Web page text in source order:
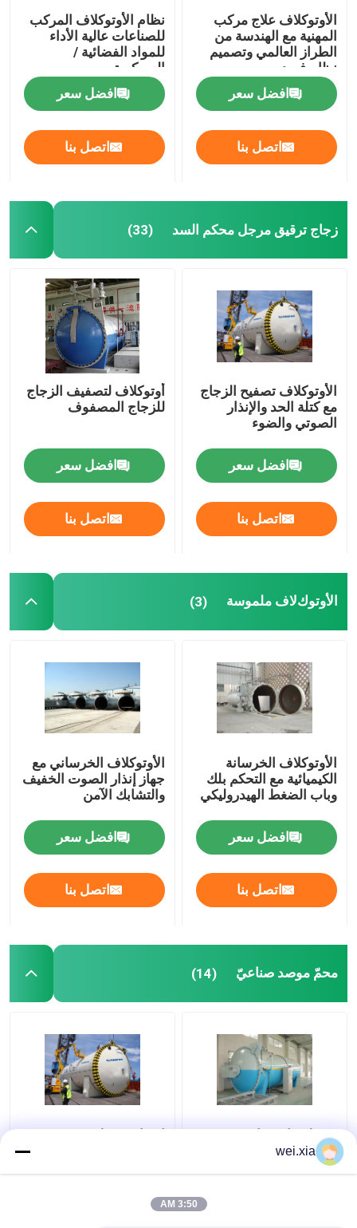
الأوتوكلاف علاج مركب
المهنية مع الهندسة من
الطراز العالمي وتصميم
نظام فريد
افضل سعر
اتصل بنا
نظام الأوتوكلاف المركب
للصناعات عالية الأداء
للمواد الفضائية /
العسكرية
افضل سعر
اتصل بنا
زجاج ترقيق مرجل محكم السد (33)
الأوتوكلاف تصفيح الزجاج
مع كتلة الحد والإنذار
الصوتي والضوء
افضل سعر
اتصل بنا
أوتوكلاف لتصفيف الزجاج
للزجاج المصفوف
افضل سعر
اتصل بنا
اﻷوتوكﻻف ملموسة (3)
الأوتوكلاف الخرسانة
الكيميائية مع التحكم بلك
وباب الضغط الهيدروليكي
افضل سعر
اتصل بنا
الأوتوكلاف الخرساني مع
جهاز إنذار الصوت الخفيف
والتشابك الآمن
افضل سعر
اتصل بنا
محمّ موصد صناعيّ (14)
ضغط دفاع صناعيّ محمّ
تشبيك
wei.xia
3:50 AM